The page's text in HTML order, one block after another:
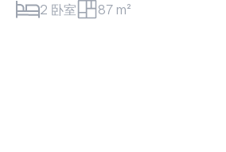
2 卧室 87 m²